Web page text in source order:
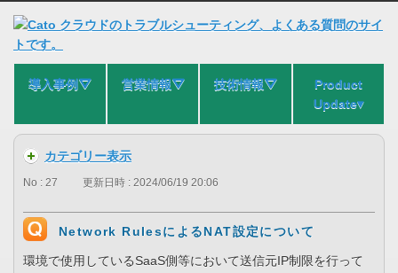
導入事例⛛ 営業情報⛛ 技術情報⛛
Product
Update▾
カテゴリー表示
No : 27 更新日時 : 2024/06/19 20:06
Network RulesによるNAT設定について
環境で使用しているSaaS側等において送信元IP制限を行って